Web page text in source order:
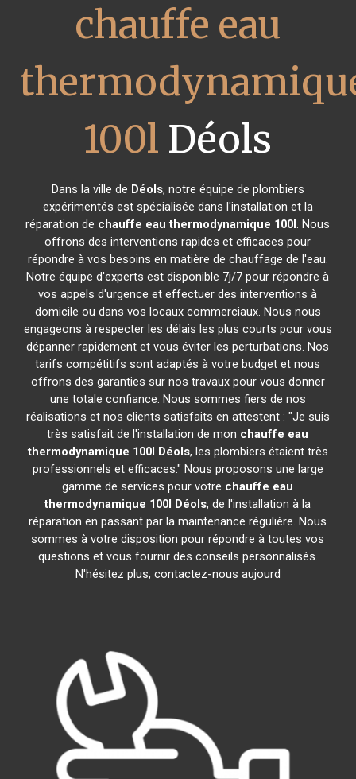
chauffe eau
100l Déols
Dans la ville de Déols, notre équipe de plombiers
expérimentés est spécialisée dans l'installation et la
réparation de chauffe eau thermodynamique 100l. Nous
offrons des interventions rapides et efficaces pour
répondre à vos besoins en matière de chauffage de l'eau.
Notre équipe d'experts est disponible 7j/7 pour répondre à
vos appels d'urgence et effectuer des interventions à
domicile ou dans vos locaux commerciaux. Nous nous
engageons à respecter les délais les plus courts pour vous
dépanner rapidement et vous éviter les perturbations. Nos
tarifs compétitifs sont adaptés à votre budget et nous
offrons des garanties sur nos travaux pour vous donner
une totale confiance. Nous sommes fiers de nos
réalisations et nos clients satisfaits en attestent : "Je suis
très satisfait de l'installation de mon chauffe eau
thermodynamique 100l Déols, les plombiers étaient très
professionnels et efficaces." Nous proposons une large
gamme de services pour votre chauffe eau
thermodynamique 100l Déols, de l'installation à la
réparation en passant par la maintenance régulière. Nous
sommes à votre disposition pour répondre à toutes vos
questions et vous fournir des conseils personnalisés.
N'hésitez plus, contactez-nous aujourd